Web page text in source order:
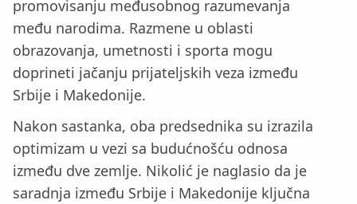
promovisanju međusobnog razumevanja
među narodima. Razmene u oblasti
obrazovanja, umetnosti i sporta mogu
doprineti jačanju prijateljskih veza između
Srbije i Makedonije.
Nakon sastanka, oba predsednika su izrazila
optimizam u vezi sa budućnošću odnosa
između dve zemlje. Nikolić je naglasio da je
saradnja između Srbije i Makedonije ključna